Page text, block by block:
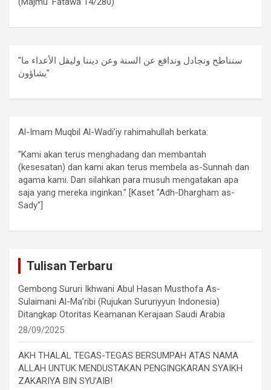
"سنناطح ونجادل وندافع عن السنة وعن ديننا وليقل الأعداء ما
يشاؤون"
Al-Imam Muqbil Al-Wadi'iy rahimahullah berkata:
"Kami akan terus menghadang dan membantah
(kesesatan) dan kami akan terus membela as-Sunnah dan
agama kami. Dan silahkan para musuh mengatakan apa
saja yang mereka inginkan." [Kaset "Adh-Dhargham as-
Sady"]
Tulisan Terbaru
Gembong Sururi Ikhwani Abul Hasan Musthofa As-
Sulaimani Al-Ma’ribi (Rujukan Sururiyyun Indonesia)
Ditangkap Otoritas Keamanan Kerajaan Saudi Arabia
28/09/2025
AKH THALAL TEGAS-TEGAS BERSUMPAH ATAS NAMA
ALLAH UNTUK MENDUSTAKAN PENGINGKARAN SYAIKH
ZAKARIYA BIN SYU’AIB!